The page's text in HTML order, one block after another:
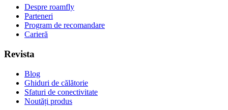
Despre roamfly
Parteneri
Program de recomandare
Carieră
Revista
Blog
Ghiduri de călătorie
Sfaturi de conectivitate
Noutăți produs